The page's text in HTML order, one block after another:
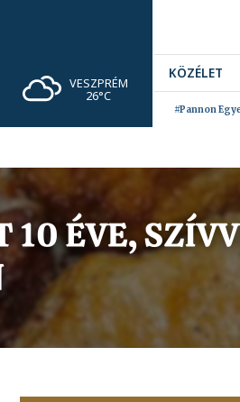
VESZPRÉM
26°C
KÖZÉLET
#Pannon